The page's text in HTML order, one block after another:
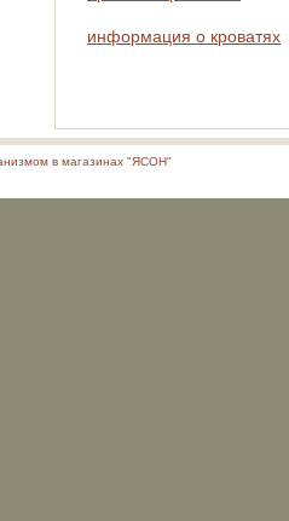
информация о кроватях
в магазинах "ЯСОН"